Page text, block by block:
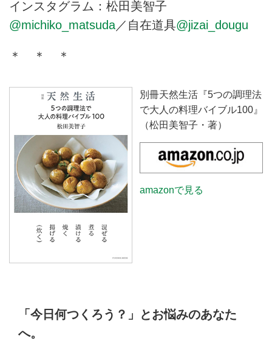
インスタグラム：松田美智子
@michiko_matsuda／自在道具@jizai_dougu
＊ ＊ ＊
別冊天然生活『5つの調理法
で大人の料理バイブル100』
（松田美智子・著）
amazonで見る
「今日何つくろう？」とお悩みのあなた
へ。